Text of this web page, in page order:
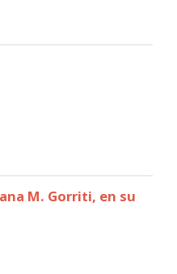
M. Gorriti, en su